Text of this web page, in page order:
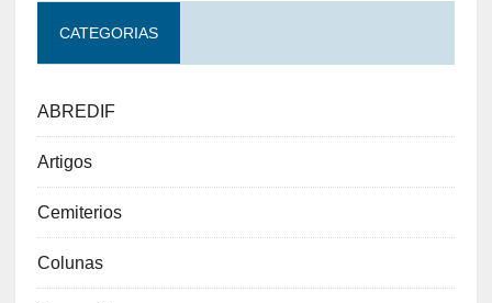
CATEGORIAS
ABREDIF
Artigos
Cemiterios
Colunas